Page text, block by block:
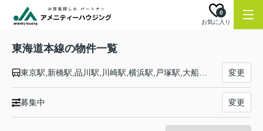
お気に入り
0
東海道本線の物件一覧
変更
募集中 変更